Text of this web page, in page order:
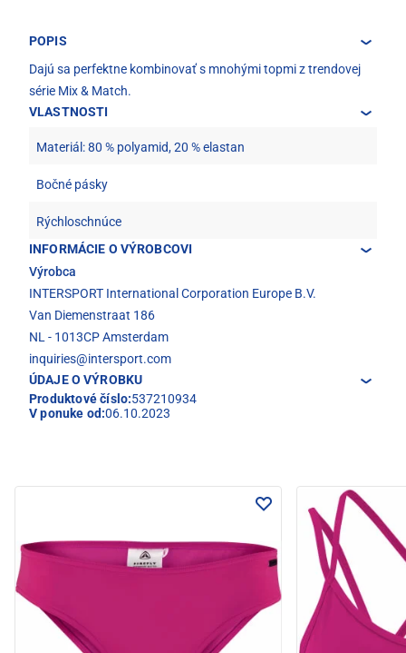
POPIS
Dajú sa perfektne kombinovať s mnohými topmi z trendovej
série Mix & Match.
VLASTNOSTI
Materiál: 80 % polyamid, 20 % elastan
Bočné pásky
Rýchloschnúce
INFORMÁCIE O VÝROBCOVI
Výrobca
INTERSPORT International Corporation Europe B.V.
Van Diemenstraat 186
NL - 1013CP Amsterdam
inquiries@intersport.com
ÚDAJE O VÝROBKU
Produktové číslo:537210934
V ponuke od:06.10.2023